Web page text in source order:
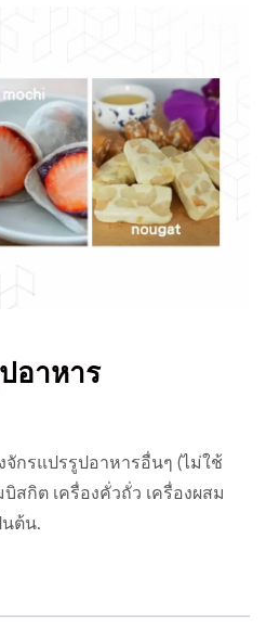
อาหาร
จักรแปรรูปอาหารอื่นๆ (ไม่ใช้
สกิต เครื่องคั่วถั่ว เครื่องผสม
นต้น.